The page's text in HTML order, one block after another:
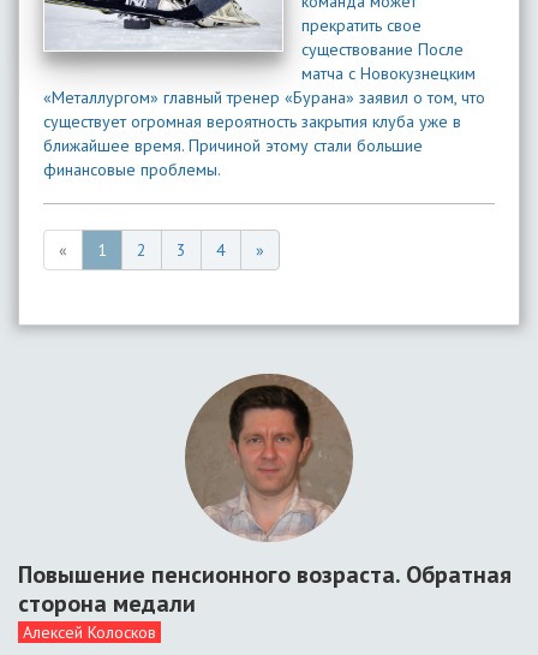
прекратить свое
существование После
матча с Новокузнецким
«Металлургом» главный тренер «Бурана» заявил о том, что
существует огромная вероятность закрытия клуба уже в
ближайшее время. Причиной этому стали большие
финансовые проблемы.
« 1 2 3 4 »
Повышение пенсионного возраста. Обратная
сторона медали
Алексей Колосков